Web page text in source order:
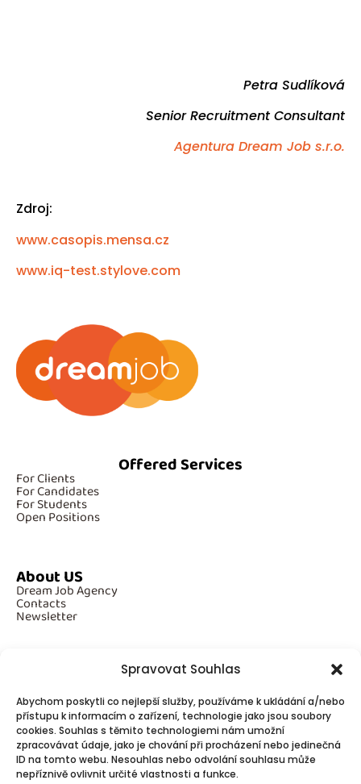
Spravovat Souhlas
Abychom poskytli co nejlepší služby, používáme k ukládání a/nebo
přístupu k informacím o zařízení, technologie jako jsou soubory
cookies. Souhlas s těmito technologiemi nám umožní
zpracovávat údaje, jako je chování při procházení nebo jedinečná
ID na tomto webu. Nesouhlas nebo odvolání souhlasu může
nepříznivě ovlivnit určité vlastnosti a funkce.
Petra Sudlíková
Senior Recruitment Consultant
Agentura Dream Job s.r.o.
Zdroj:
www.casopis.mensa.cz
www.iq-test.stylove.com
Offered Services
For Clients
For Candidates
For Students
Open Positions
About US
Dream Job Agency
Contacts
Newsletter
Additional Information
GDPR
Cookies
Follow Us